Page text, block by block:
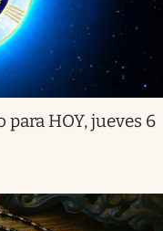
HOY, jueves 6